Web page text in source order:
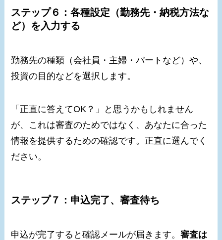
ステップ６：各種設定（勤務先・納税方法な
ど）を入力する
勤務先の種類（会社員・主婦・パートなど）や、
投資の目的などを選択します。
「正直に答えてOK？」と思うかもしれません
が、これは審査のためではなく、あなたに合った
情報を提供するための確認です。正直に選んでく
ださい。
ステップ７：申込完了、審査待ち
申込が完了すると確認メールが届きます。審査は